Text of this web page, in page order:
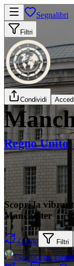
Segnalibri
Filtri
Condividi Accedi
Regno Unito
Scopri la
Manchester
Giralo Filtri
Pianifica un